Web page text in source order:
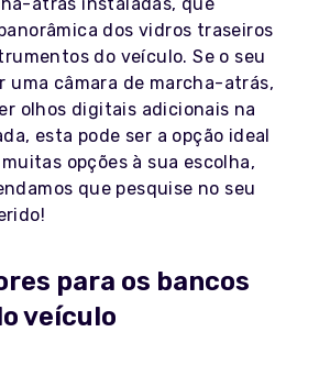
atrás instaladas, que
dos vidros traseiros
do veículo. Se o seu
uma câmara de marcha-atrás,
olhos digitais adicionais na
esta pode ser a opção ideal
opções à sua escolha,
que pesquise no seu
para os bancos
veículo